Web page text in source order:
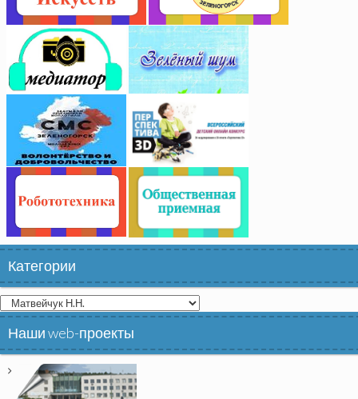
Категории
Категории
Наши web-проекты